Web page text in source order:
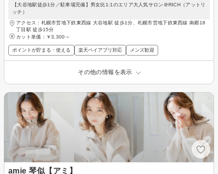
【大谷地駅徒歩1分／駐車場完備】男女比1:1のエリア大人気サロン＠RICH（アットリ
ッチ）
アクセス：札幌市営地下鉄東西線 大谷地駅 徒歩1分、札幌市営地下鉄東西線 南郷18
丁目駅 徒歩15分
カット単価： ￥3,300～
ポイントが貯まる・使える 楽天ペイアプリ対応 メンズ歓迎
その他の情報を表示
amie 琴似【アミ】